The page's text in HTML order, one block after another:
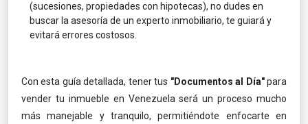
(sucesiones, propiedades con hipotecas), no dudes en
buscar la asesoría de un experto inmobiliario, te guiará y
evitará errores costosos.
Con esta guía detallada, tener tus "Documentos al Día"para
vender tu inmueble en Venezuela será un proceso mucho
más manejable y tranquilo, permitiéndote enfocarte en